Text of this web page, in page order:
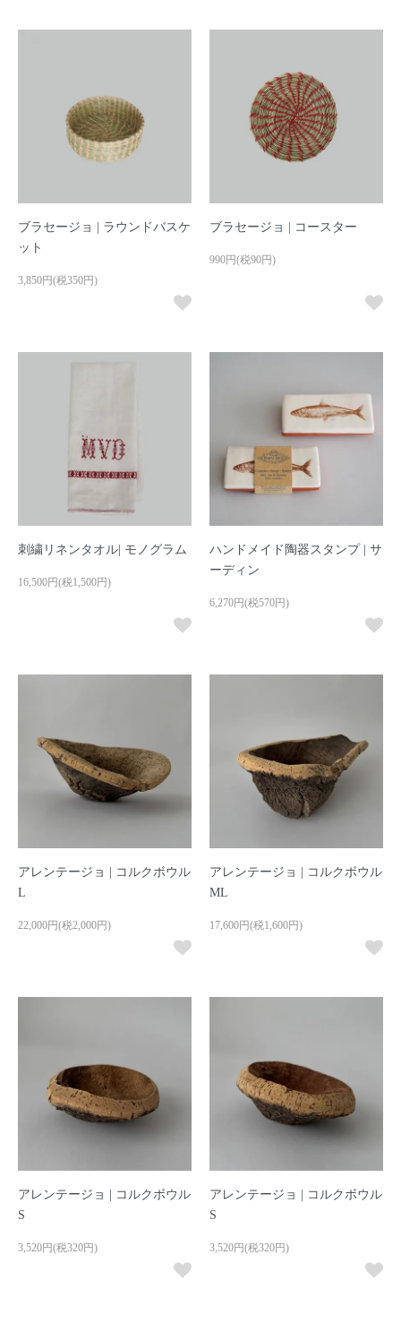
ブラセージョ | ラウンドバスケ
ット
3,850円(税350円)
ブラセージョ | コースター
990円(税90円)
刺繍リネンタオル| モノグラム
16,500円(税1,500円)
ハンドメイド陶器スタンプ | サ
ーディン
6,270円(税570円)
アレンテージョ | コルクボウル
L
22,000円(税2,000円)
アレンテージョ | コルクボウル
ML
17,600円(税1,600円)
アレンテージョ | コルクボウル
S
3,520円(税320円)
アレンテージョ | コルクボウル
S
3,520円(税320円)